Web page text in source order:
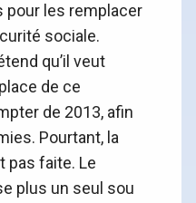
pour les remplacer
sociale.
qu’il veut
de ce
de 2013, afin
Pourtant, la
pas faite. Le
plus un seul sou